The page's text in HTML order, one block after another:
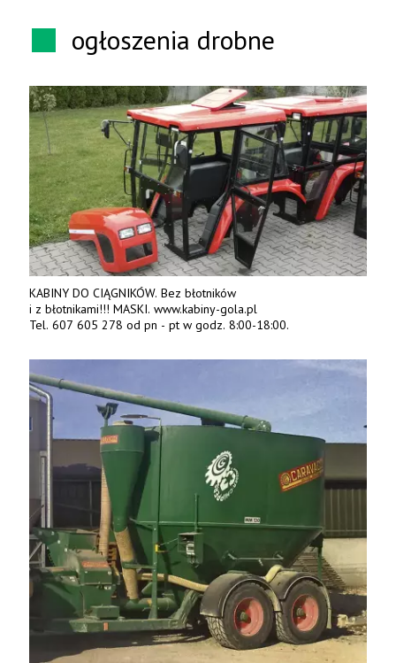
ogłoszenia drobne
KABINY DO CIĄGNIKÓW. Bez błotników
i z błotnikami!!! MASKI. www.kabiny-gola.pl
Tel. 607 605 278 od pn - pt w godz. 8:00-18:00.